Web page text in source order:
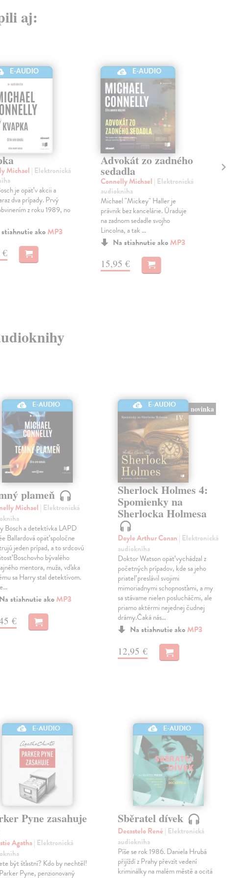
aj:
E-AUDIO
Michael | Elektronická
je opäť v akcii a
dva prípady. Prvý
z roku 1989, no
ako MP3
€
E-AUDIO
Advokát zo zadného
sedadla
Connelly Michael | Elektronická
audiokniha
Michael "Mickey" Haller je
právnik bez kancelárie. Úraduje
na zadnom sedadle svojho
Lincolna, a tak ...
Na stiahnutie ako MP3
15,95 €
E-AUDIO
plameň
Michael | Elektronická
Bosch a detektívka LAPD
Ballardová opäť spoločne
jeden prípad, a to srdcovú
Boschovho bývalého
mentora, muža, vďaka
sa Harry stal detektívom.
Na stiahnutie ako MP3
€
E-AUDIO novinka
Sherlock Holmes 4:
Spomienky na
Sherlocka Holmesa
Doyle Arthur Conan | Elektronická
audiokniha
Doktor Watson opäť vychádzal z
početných prípadov, kde sa jeho
priateľ preslávil svojimi
mimoriadnymi schopnosťami, a my
sa stávame nielen poslucháčmi, ale
priamo aktérmi nejednej čudnej
drámy.Čaká nás…
Na stiahnutie ako MP3
12,95 €
E-AUDIO
Pyne zasahuje
Agatha| Elektronická
být šťastní? Kdo by nechtěl!
Pyne, penzionovaný
E-AUDIO
Sběratel dívek
Decastelo René | Elektronická
audiokniha
Píše se rok 1986. Daniela Hrubá
přijíždí z Prahy převzít vedení
kriminálky na malém městě a ocitá